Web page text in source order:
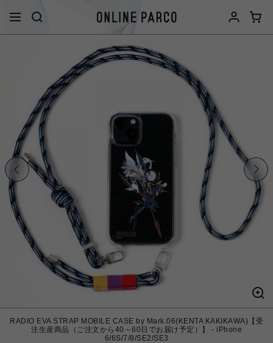
RADIO EVA STRAP MOBILE CASE by Mark.06(KENTA KAKIKAWA)【受
注生産商品（ご注文から40～60日でお届け予定）】 - iPhone
6/6S/7/8/SE2/SE3